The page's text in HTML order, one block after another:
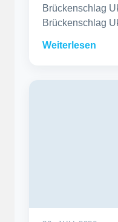
Brückenschlag
Brückenschlag
Weiterlesen